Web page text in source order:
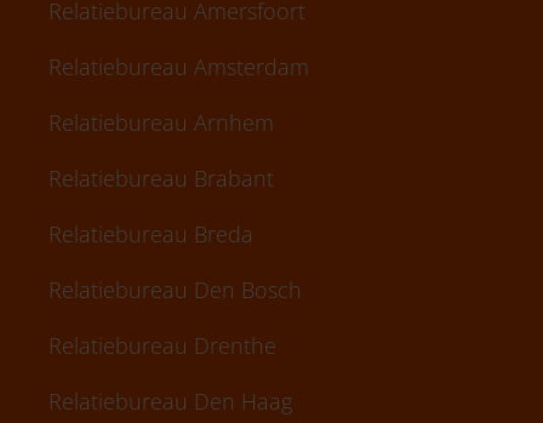
Relatiebureau Amersfoort
Relatiebureau Amsterdam
Relatiebureau Arnhem
Relatiebureau Brabant
Relatiebureau Breda
Relatiebureau Den Bosch
Relatiebureau Drenthe
Relatiebureau Den Haag